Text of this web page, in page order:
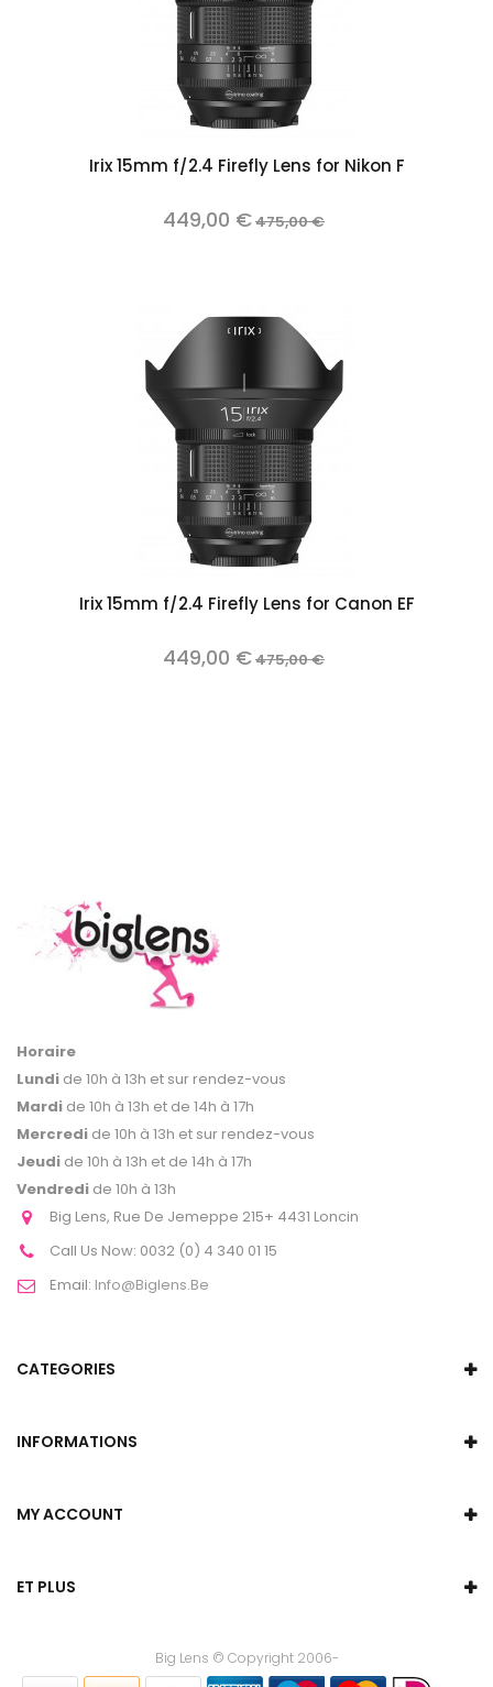
Irix 15mm f/2.4 Firefly Lens for Nikon F
449,00 €475,00 €
Irix 15mm f/2.4 Firefly Lens for Canon EF
449,00 €475,00 €
Horaire
Lundi de 10h à 13h et sur rendez-vous
Mardi de 10h à 13h et de 14h à 17h
Mercredi de 10h à 13h et sur rendez-vous
Jeudi de 10h à 13h et de 14h à 17h
Vendredi de 10h à 13h
Big Lens, Rue De Jemeppe 215+ 4431 Loncin
Call Us Now: 0032 (0) 4 340 01 15
Email: Info@biglens.be
CATEGORIES
INFORMATIONS
MY ACCOUNT
ET PLUS
Big Lens © Copyright 2006-